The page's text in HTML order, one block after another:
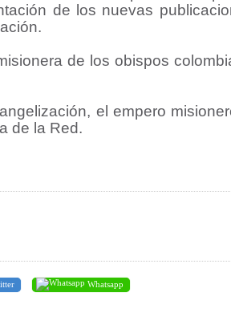
de los nuevas
de los obispos
el empero
de la Red.
Whatsapp